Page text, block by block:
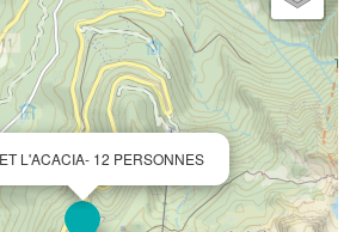
L'ACACIA- 12 PERSONNES